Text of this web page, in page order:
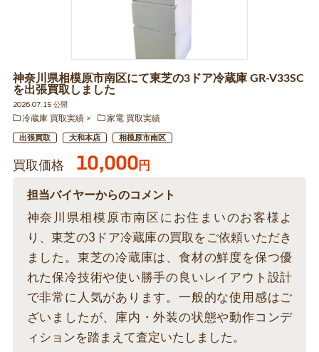
神奈川県相模原市南区にて東芝の3ドア冷蔵庫 GR-V33SC
を出張買取しました
2026.07.15 公開
冷蔵庫 買取実績
家電 買取実績
出張買取 大和本店 相模原市南区
買取価格 10,000円
担当バイヤーからのコメント
神奈川県相模原市南区にお住まいのお客様よ
り、東芝の3ドア冷蔵庫の買取をご依頼いただき
ました。東芝の冷蔵庫は、食材の鮮度を保つ優
れた保冷技術や使い勝手の良いレイアウト設計
で非常に人気があります。一般的な使用感はご
ざいましたが、庫内・外装の状態や動作コンデ
ィションを踏まえて査定いたしました。